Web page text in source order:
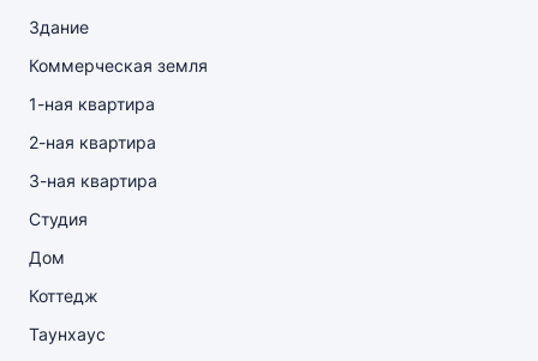
Здание
Коммерческая земля
1-ная квартира
2-ная квартира
3-ная квартира
Студия
Дом
Коттедж
Таунхаус